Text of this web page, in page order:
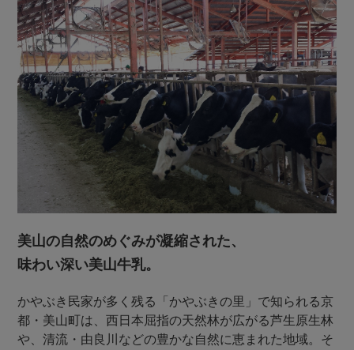
美山の自然のめぐみが凝縮された、
味わい深い美山牛乳。
かやぶき民家が多く残る「かやぶきの里」で知られる京
都・美山町は、西日本屈指の天然林が広がる芦生原生林
や、清流・由良川などの豊かな自然に恵まれた地域。そ